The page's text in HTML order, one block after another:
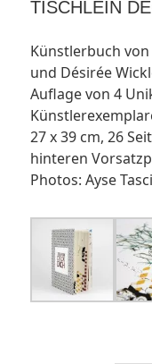
TISCHLEIN
Künstlerbuch
und Désirée
Auflage von 4
27 x 39 cm, 26
hinteren
Photos: Ayse Tasci